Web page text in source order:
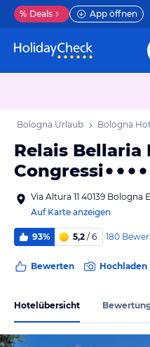
% Deals App öffnen
Bologna Urlaub Bologna
Relais Bellaria
Congressi
Via Altura 11 40139
Auf Karte anzeigen
93% 5,2 / 6 180
Bewerten Hochladen
Hotelübersicht